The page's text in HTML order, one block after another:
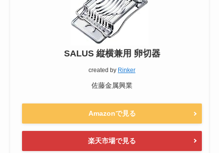
SALUS 縦横兼用 卵切器
created by Rinker
佐藤金属興業
Amazonで見る
楽天市場で見る